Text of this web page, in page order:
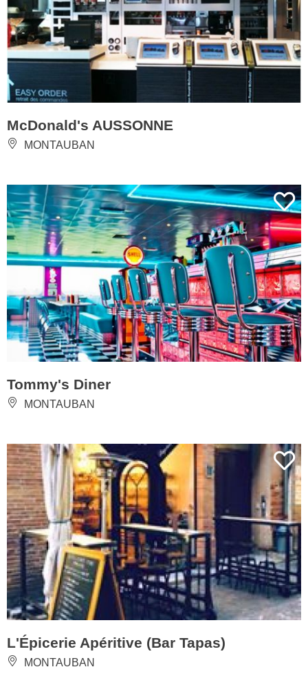
McDonald's AUSSONNE
MONTAUBAN
Tommy's Diner
MONTAUBAN
L'Épicerie Apéritive (Bar Tapas)
MONTAUBAN